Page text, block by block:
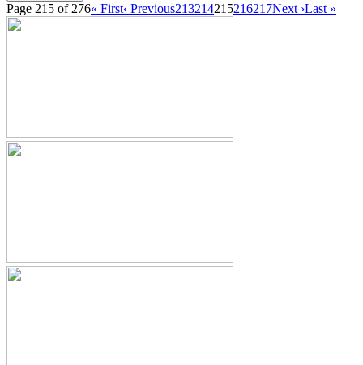
Page 215 of 276« First‹ Previous213214215216217Next ›Last »